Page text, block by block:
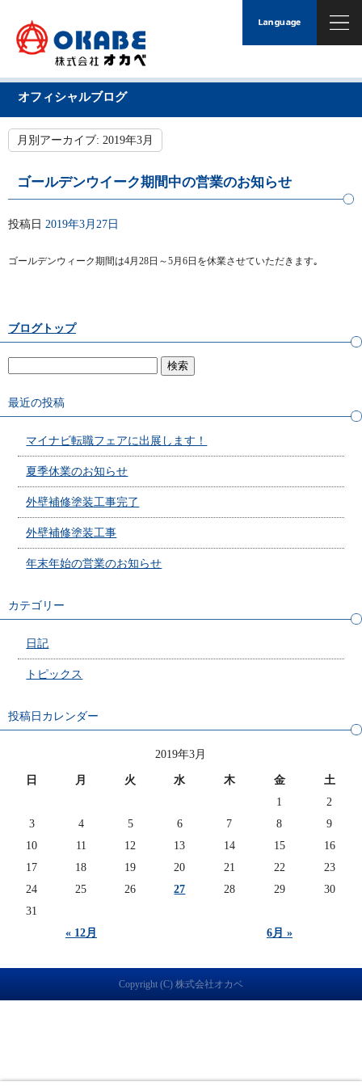
オフィシャルブログ
月別アーカイブ: 2019年3月
ゴールデンウイーク期間中の営業のお知らせ
投稿日 2019年3月27日
ゴールデンウィーク期間は4月28日～5月6日を休業させていただきます｡
ブログトップ
最近の投稿
マイナビ転職フェアに出展します！
夏季休業のお知らせ
外壁補修塗装工事完了
外壁補修塗装工事
年末年始の営業のお知らせ
カテゴリー
日記
トピックス
投稿日カレンダー
2019年3月
日 月 火 水 木 金 土
« 12月 6月 »
1
2
3
4 5 6 7 8
9
10
11 12 13 14 15
16
17
18 19 20 21 22
23
24
25 26 27 28 29
30
31
Copyright (C) 株式会社オカベ